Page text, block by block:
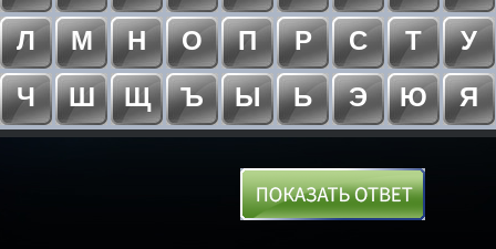
Л
М Н О П Р С Т
У
Ч
Ш Щ Ъ Ы Ь Э Ю Я